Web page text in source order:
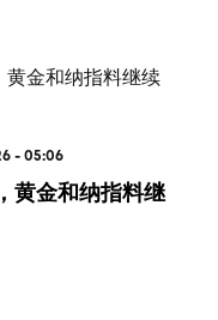
- 05:06
黄金和纳指料继